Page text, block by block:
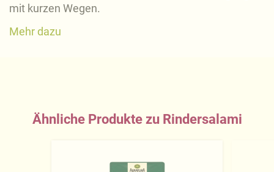
mit kurzen Wegen.
Mehr dazu
Ähnliche Produkte zu Rindersalami